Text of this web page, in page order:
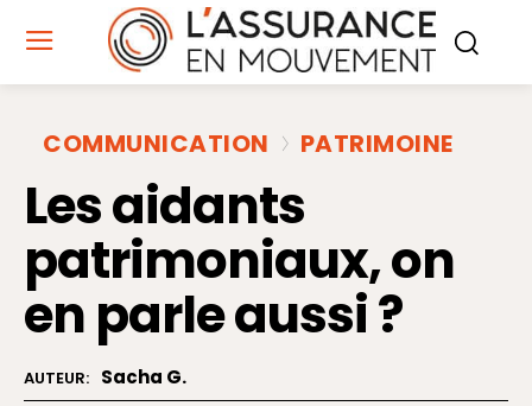
COMMUNICATION PATRIMOINE
Les aidants
patrimoniaux, on
en parle aussi ?
AUTEUR: Sacha G.